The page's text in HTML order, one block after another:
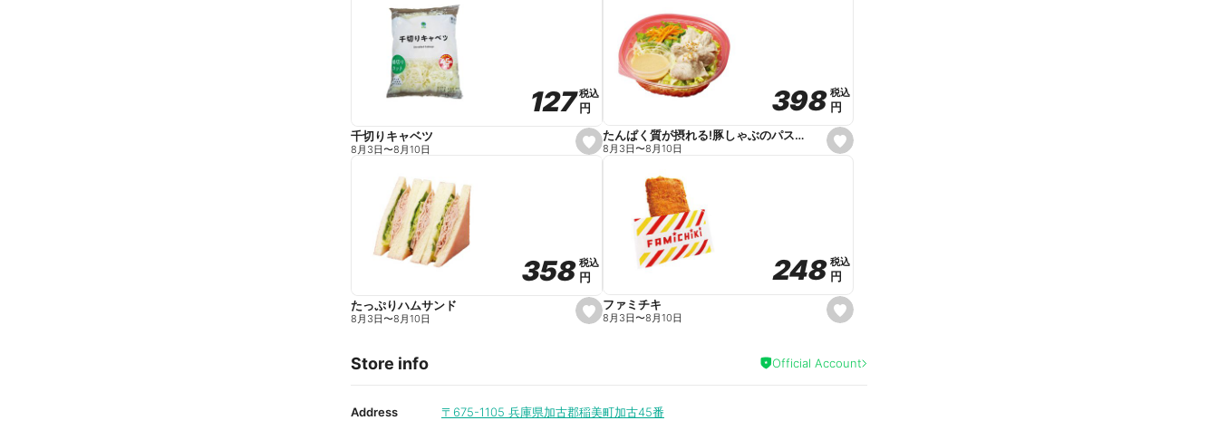
e
e
s
e
e
127
127税込
税込
円
円
千切りキャベツ
8月3日〜8月10日
s
e
e
398
398 税込
税込
円
円
たんぱく質が摂れる!豚しゃぶのパスタサラダ
8月3日〜8月10日
s
e
i
t
358
358税込
税込
円
円
たっぷりハムサンド
8月3日〜8月10日
s
e
a
248
248 税込
税込
円
円
ファミチキ
8月3日〜8月10日
Store info Official Account
Address 〒675-1105 兵庫県加古郡稲美町加古45番